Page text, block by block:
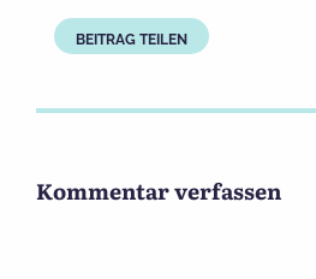
BEITRAG TEILEN
Kommentar verfassen